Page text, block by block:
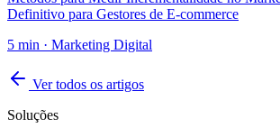
Definitivo para Gestores de E-commerce
5 min · Marketing Digital
Ver todos os artigos
Soluções